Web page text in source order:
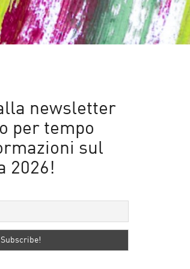
newsletter
per tempo
sul
2026!